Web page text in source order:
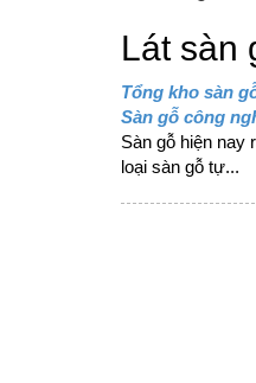
Lát sàn
Tổng kho sàn
Sàn gỗ công
Sàn gỗ hiện nay
loại sàn gỗ tự...